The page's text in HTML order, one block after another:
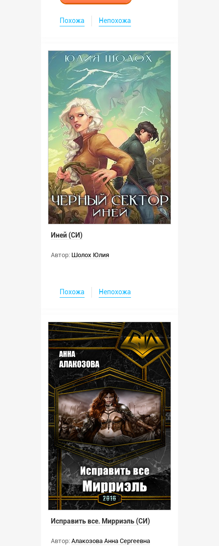
Похожа Непохожа
Иней (СИ)
Автор: Шолох Юлия
Похожа Непохожа
Исправить все. Мирриэль (СИ)
Автор: Алакозова Анна Сергеевна